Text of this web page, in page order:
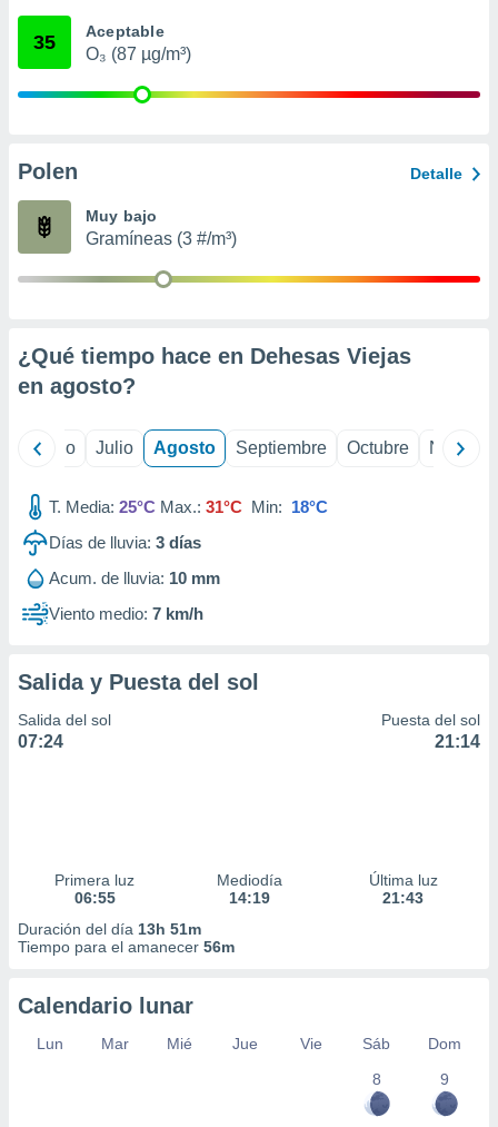
mediante
publicidad
de
35 Aceptable
O₃ (87 µg/m³)
Polen Detalle
Muy bajo
Gramíneas (3 #/m³)
¿Qué tiempo hace en Dehesas Viejas
en agosto?
Junio Julio Agosto Septiembre Octubre
T. Media: 25°C Max.: 31°C Min: 18°C
Días de lluvia: 3 días
Acum. de lluvia: 10 mm
Viento medio: 7 km/h
Salida y Puesta del sol
Salida del sol
07:24
Puesta del sol
21:14
Primera luz
06:55
Mediodía
14:19
Última luz
21:43
Duración del día 13h 51m
Tiempo para el amanecer 56m
Calendario lunar
Lun Mar Mié Jue Vie Sáb
Dom
8
9